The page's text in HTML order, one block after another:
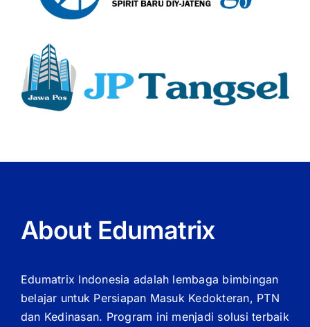
About Edumatrix
Edumatrix Indonesia adalah lembaga bimbingan
belajar untuk Persiapan Masuk Kedokteran, PTN
dan Kedinasan. Program ini menjadi solusi terbaik